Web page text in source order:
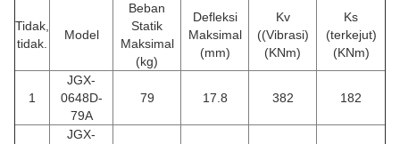
Tidak,
tidak.
Model
Beban
Statik
Maksimal
(kg)
Defleksi
Maksimal
(mm)
Kv
((Vibrasi)
(KNm)
Ks
(terkejut)
(KNm)
1
JGX-
0648D-
79A
79 17.8 382 182
JGX-